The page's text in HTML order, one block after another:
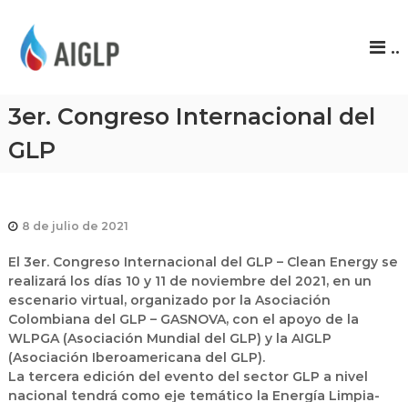
P
..
3er. Congreso Internacional del
GLP
8 de julio de 2021
El 3er. Congreso Internacional del GLP – Clean Energy se
realizará los días 10 y 11 de noviembre del 2021, en un
escenario virtual, organizado por la Asociación
Colombiana del GLP – GASNOVA, con el apoyo de la
WLPGA (Asociación Mundial del GLP) y la AIGLP
(Asociación Iberoamericana del GLP).
La tercera edición del evento del sector GLP a nivel
nacional tendrá como eje temático la Energía Limpia-